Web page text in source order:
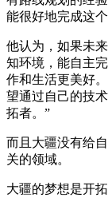
能很好地完成这
他认为，如果未
知环境，能自主
作和生活更美好
望通过自己的技
拓者。”
而且大疆没有给
关的领域。
大疆的梦想是开